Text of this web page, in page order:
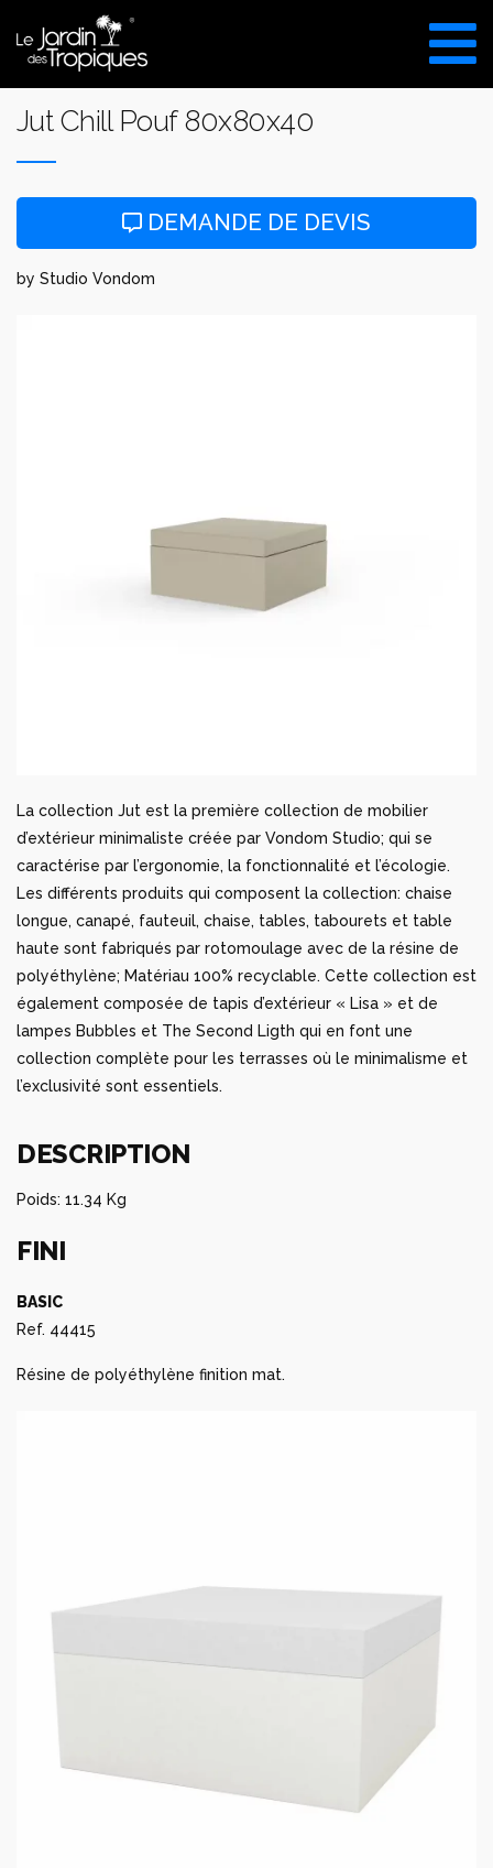
contenu
Jut Chill Pouf 80x80x40
DEMANDE DE DEVIS
by Studio Vondom
La collection Jut est la première collection de mobilier
d’extérieur minimaliste créée par Vondom Studio; qui se
caractérise par l’ergonomie, la fonctionnalité et l’écologie.
Les différents produits qui composent la collection: chaise
longue, canapé, fauteuil, chaise, tables, tabourets et table
haute sont fabriqués par rotomoulage avec de la résine de
polyéthylène; Matériau 100% recyclable. Cette collection est
également composée de tapis d’extérieur « Lisa » et de
lampes Bubbles et The Second Ligth qui en font une
collection complète pour les terrasses où le minimalisme et
l’exclusivité sont essentiels.
DESCRIPTION
Poids: 11.34 Kg
FINI
BASIC
Ref. 44415
Résine de polyéthylène finition mat.